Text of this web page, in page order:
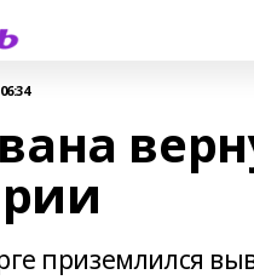
приземлился